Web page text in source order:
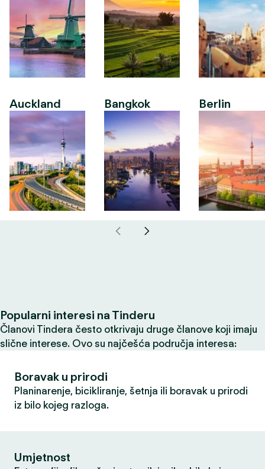
Auckland Bangkok Berlin
Popularni interesi na Tinderu
Članovi Tindera često otkrivaju druge članove koji imaju
slične interese. Ovo su najčešća područja interesa:
Boravak u prirodi
Planinarenje, bicikliranje, šetnja ili boravak u prirodi
iz bilo kojeg razloga.
Umjetnost